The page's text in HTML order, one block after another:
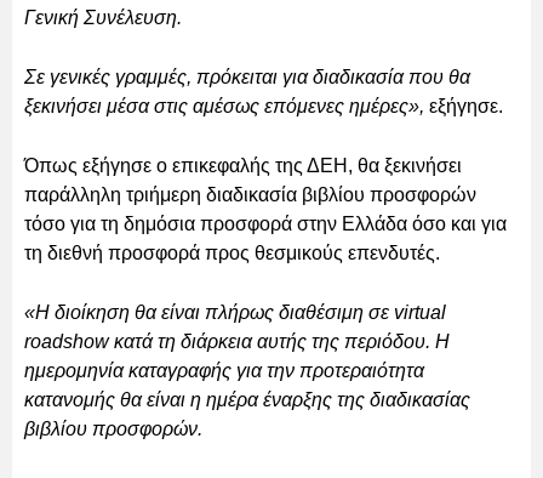
Γενική Συνέλευση.
Σε γενικές γραμμές, πρόκειται για διαδικασία που θα
ξεκινήσει μέσα στις αμέσως επόμενες ημέρες», εξήγησε.
Όπως εξήγησε ο επικεφαλής της ΔΕΗ, θα ξεκινήσει
παράλληλη τριήμερη διαδικασία βιβλίου προσφορών
τόσο για τη δημόσια προσφορά στην Ελλάδα όσο και για
τη διεθνή προσφορά προς θεσμικούς επενδυτές.
«Η διοίκηση θα είναι πλήρως διαθέσιμη σε virtual
roadshow κατά τη διάρκεια αυτής της περιόδου. Η
ημερομηνία καταγραφής για την προτεραιότητα
κατανομής θα είναι η ημέρα έναρξης της διαδικασίας
βιβλίου προσφορών.